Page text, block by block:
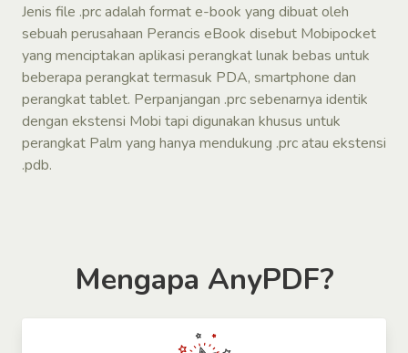
Jenis file .prc adalah format e-book yang dibuat oleh
sebuah perusahaan Perancis eBook disebut Mobipocket
yang menciptakan aplikasi perangkat lunak bebas untuk
beberapa perangkat termasuk PDA, smartphone dan
perangkat tablet. Perpanjangan .prc sebenarnya identik
dengan ekstensi Mobi tapi digunakan khusus untuk
perangkat Palm yang hanya mendukung .prc atau ekstensi
.pdb.
Mengapa AnyPDF?